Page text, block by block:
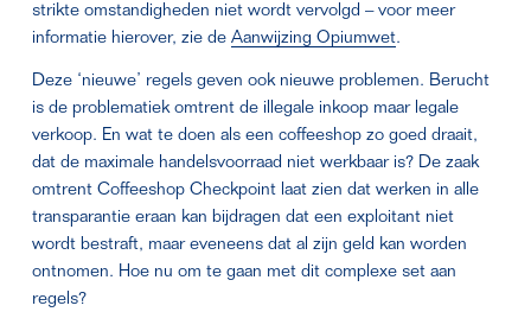
strikte omstandigheden niet wordt vervolgd – voor meer
informatie hierover, zie de Aanwijzing Opiumwet.
Deze ‘nieuwe’ regels geven ook nieuwe problemen. Berucht
is de problematiek omtrent de illegale inkoop maar legale
verkoop. En wat te doen als een coffeeshop zo goed draait,
dat de maximale handelsvoorraad niet werkbaar is? De zaak
omtrent Coffeeshop Checkpoint laat zien dat werken in alle
transparantie eraan kan bijdragen dat een exploitant niet
wordt bestraft, maar eveneens dat al zijn geld kan worden
ontnomen. Hoe nu om te gaan met dit complexe set aan
regels?